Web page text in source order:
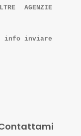
AGENZIE
info inviare